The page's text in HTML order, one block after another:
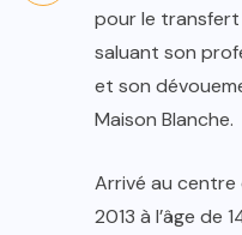
pour le
saluant son
et son
Maison Blanche.
Arrivé au centre
2013 à l’âge de